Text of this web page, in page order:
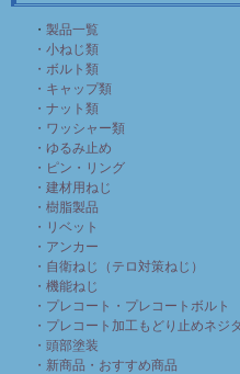
・ 製品一覧
・小ねじ類
・ボルト類
・キャップ類
・ナット類
・ワッシャー類
・ゆるみ止め
・ピン・リング
・建材用ねじ
・樹脂製品
・リベット
・アンカー
・自衛ねじ（テロ対策ねじ）
・機能ねじ
・プレコート・プレコートボルト
・プレコート加工もどり止めネジ
・頭部塗装
・新商品・おすすめ商品